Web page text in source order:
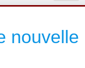
nouvelle